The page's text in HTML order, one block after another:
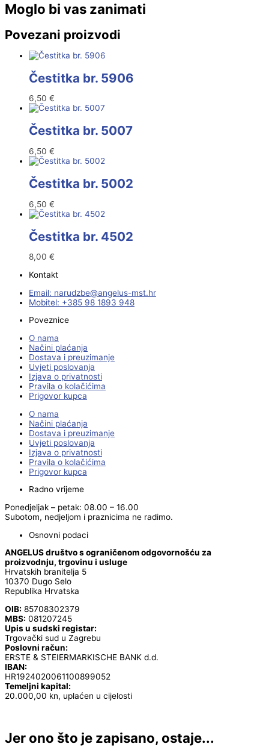
Moglo bi vas zanimati
Povezani proizvodi
Čestitka br. 5906
6,50 €
Čestitka br. 5007
6,50 €
Čestitka br. 5002
6,50 €
Čestitka br. 4502
8,00 €
Kontakt
Email:
rh.tsm-sulegna
@ebzduran
Mobitel: +385 98 1893 948
Poveznice
O nama
Načini plaćanja
Dostava i preuzimanje
Uvjeti poslovanja
Izjava o privatnosti
Pravila o kolačićima
Prigovor kupca
O nama
Načini plaćanja
Dostava i preuzimanje
Uvjeti poslovanja
Izjava o privatnosti
Pravila o kolačićima
Prigovor kupca
Radno vrijeme
Ponedjeljak – petak: 08.00 – 16.00
Subotom, nedjeljom i praznicima ne radimo.
Osnovni podaci
ANGELUS društvo s ograničenom odgovornošću za
proizvodnju, trgovinu i usluge
Hrvatskih branitelja 5
10370 Dugo Selo
Republika Hrvatska
OIB: 85708302379
MBS: 081207245
Upis u sudski registar:
Trgovački sud u Zagrebu
Poslovni račun:
ERSTE & STEIERMARKISCHE BANK d.d.
IBAN:
HR1924020061100899052
Temeljni kapital:
20.000,00 kn, uplaćen u cijelosti
Jer ono što je zapisano, ostaje...